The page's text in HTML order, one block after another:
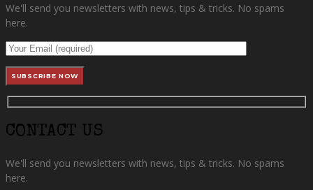
We'll send you newsletters with news, tips & tricks. No spams
here.
CONTACT US
We'll send you newsletters with news, tips & tricks. No spams
here.